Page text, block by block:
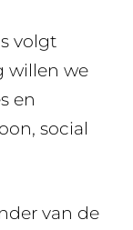
volgt
willen we
en
social
van de